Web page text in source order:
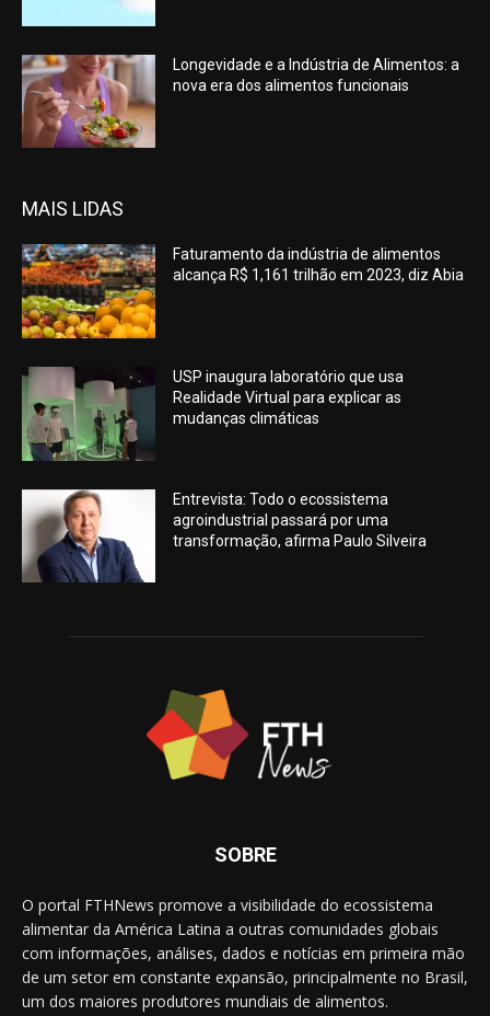
Longevidade e a Indústria de Alimentos: a
nova era dos alimentos funcionais
MAIS LIDAS
Faturamento da indústria de alimentos
alcança R$ 1,161 trilhão em 2023, diz Abia
USP inaugura laboratório que usa
Realidade Virtual para explicar as
mudanças climáticas
Entrevista: Todo o ecossistema
agroindustrial passará por uma
transformação, afirma Paulo Silveira
SOBRE
O portal FTHNews promove a visibilidade do ecossistema
alimentar da América Latina a outras comunidades globais
com informações, análises, dados e notícias em primeira mão
de um setor em constante expansão, principalmente no Brasil,
um dos maiores produtores mundiais de alimentos.